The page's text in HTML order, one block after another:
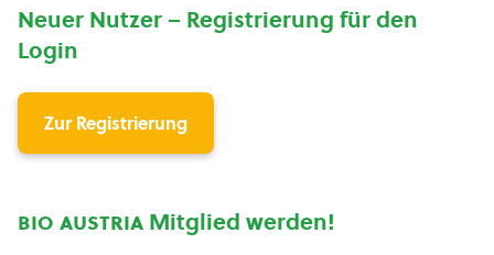
Neuer Nutzer – Registrierung für den
Login
Zur Registrierung
bio austria Mitglied werden!